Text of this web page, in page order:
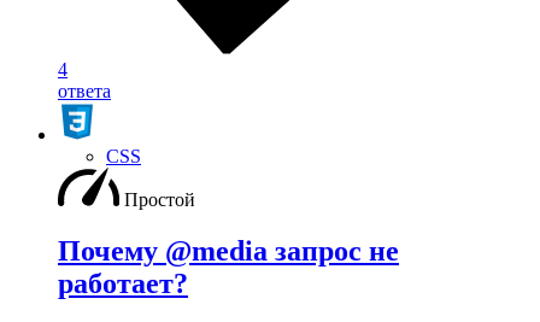
4
ответа
CSS
Простой
Почему @media запрос не
работает?